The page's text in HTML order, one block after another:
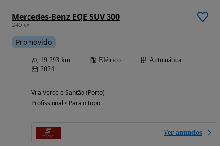
Mercedes-Benz EQE SUV 300
245 cv
Promovido
19 293 km Elétrico
Automática
2024
Vila Verde e Santão (Porto)
Profissional • Para o topo
Ver anúncios